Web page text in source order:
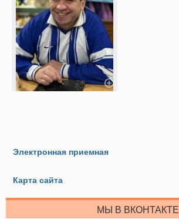
Электронная приемная
Карта сайта
МЫ В ВКОНТАКТЕ